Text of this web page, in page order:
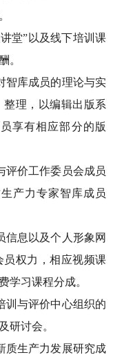
堂”以及线下培训课
。
智库成员的理论与实
理，以编辑出版系
享有相应部分的版
评价工作委员会成员
产力专家智库成员
信息以及个人形象网
权力，相应视频课
学习课程分成。
训与评价中心组织的
研讨会。
质生产力发展研究成